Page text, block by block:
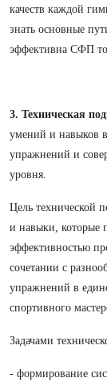
качеств каждой
знать основные
эффективна СФП
3. Техническая
умений и навыков
упражнений и
уровня.
Цель технической
и навыки, которые
эффективностью
сочетании с
упражнений в
спортивного
Задачами
- формирование